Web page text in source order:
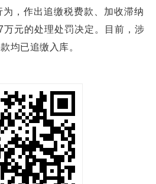
，作出追缴税费款、加收滞纳
元的处理处罚决定。目前，涉
均已追缴入库。